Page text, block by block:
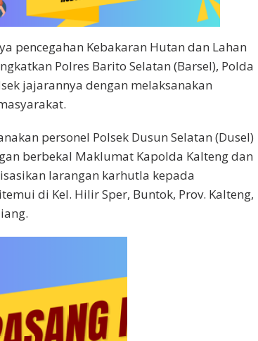
pencegahan Kebakaran Hutan dan Lahan
Polres Barito Selatan (Barsel), Polda
jajarannya dengan melaksanakan
personel Polsek Dusun Selatan (Dusel)
berbekal Maklumat Kapolda Kalteng dan
larangan karhutla kepada
di Kel. Hilir Sper, Buntok, Prov. Kalteng,